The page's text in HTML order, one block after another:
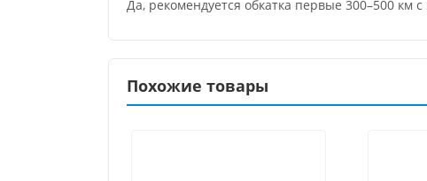
Да, рекомендуется обкатка первые 300–500
Похожие товары